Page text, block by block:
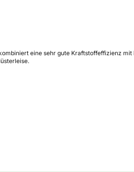
eine sehr gute Kraftstoffeffizienz